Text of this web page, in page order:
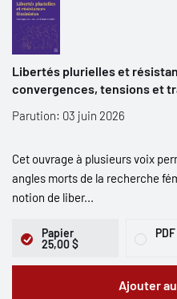
Libertés plurielles et
convergences, tensions et
Parution: 03 juin 2026
Cet ouvrage à plusieurs voix
angles morts de la recherche
notion de liber...
Papier
25,00 $
PDF
Ajouter